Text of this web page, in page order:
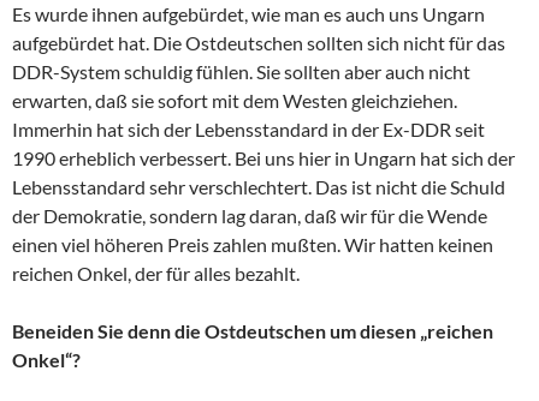
Es wurde ihnen aufgebürdet, wie man es auch uns Ungarn
aufgebürdet hat. Die Ostdeutschen sollten sich nicht für das
DDR-System schuldig fühlen. Sie sollten aber auch nicht
erwarten, daß sie sofort mit dem Westen gleichziehen.
Immerhin hat sich der Lebensstandard in der Ex-DDR seit
1990 erheblich verbessert. Bei uns hier in Ungarn hat sich der
Lebensstandard sehr verschlechtert. Das ist nicht die Schuld
der Demokratie, sondern lag daran, daß wir für die Wende
einen viel höheren Preis zahlen mußten. Wir hatten keinen
reichen Onkel, der für alles bezahlt.
Beneiden Sie denn die Ostdeutschen um diesen „reichen
Onkel“?